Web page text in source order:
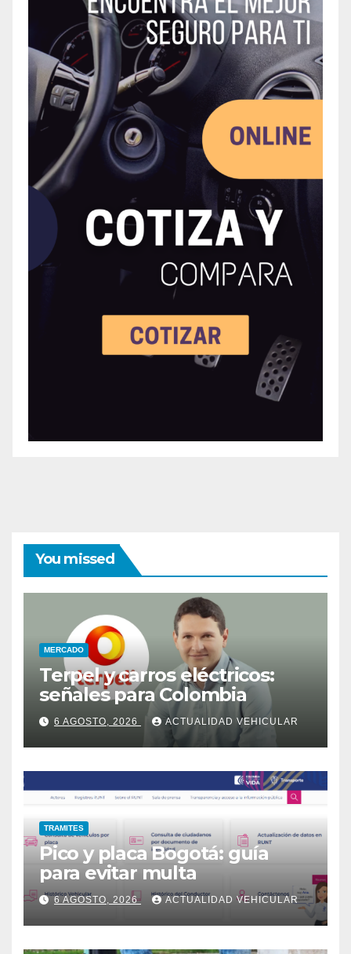
You missed
MERCADO
Terpel y carros eléctricos:
señales para Colombia
6 AGOSTO, 2026 ACTUALIDAD VEHICULAR
TRAMITES
Pico y placa Bogotá: guía
para evitar multa
6 AGOSTO, 2026 ACTUALIDAD VEHICULAR